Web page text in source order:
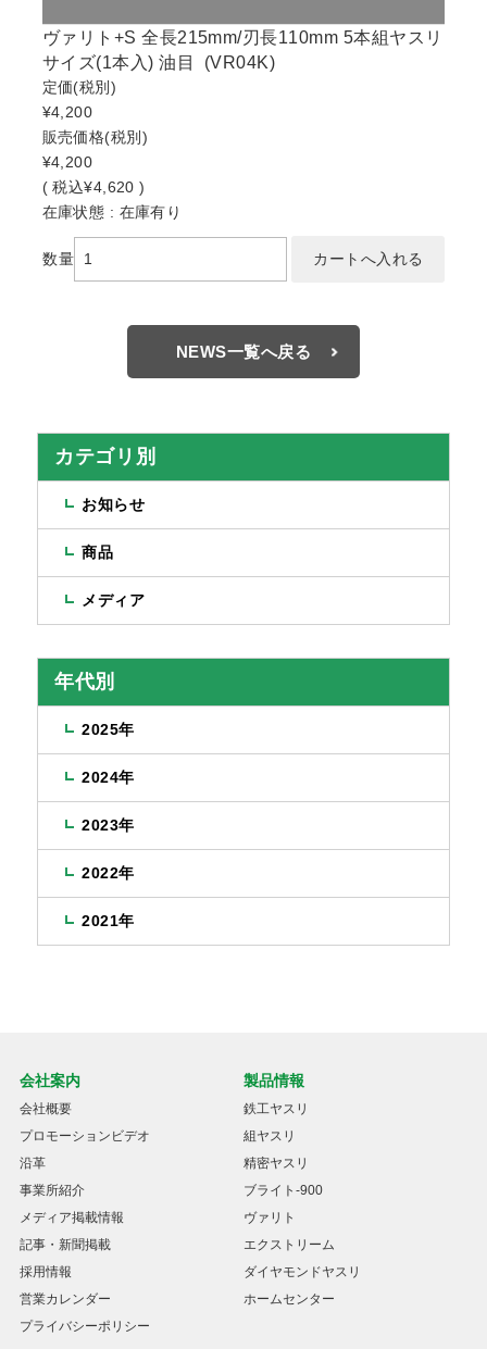
ヴァリト+S 全長215mm/刃長110mm 5本組ヤスリ
サイズ(1本入) 油目 (VR04K)
定価(税別)
¥4,200
販売価格(税別)
¥4,200
(税込¥4,620 )
在庫状態 : 在庫有り
数量
NEWS一覧へ戻る
カテゴリ別
お知らせ
商品
メディア
年代別
2025年
2024年
2023年
2022年
2021年
会社案内
会社概要
プロモーションビデオ
沿革
事業所紹介
メディア掲載情報
記事・新聞掲載
採用情報
営業カレンダー
プライバシーポリシー
製品情報
鉄工ヤスリ
組ヤスリ
精密ヤスリ
ブライト-900
ヴァリト
エクストリーム
ダイヤモンドヤスリ
ホームセンター